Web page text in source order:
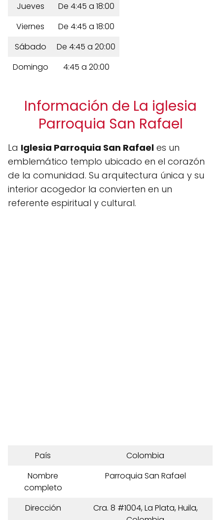
Jueves
De 4:45 a 18:00
Viernes
De 4:45 a 18:00
Sábado
De 4:45 a 20:00
Domingo
4:45 a 20:00
Información de La iglesia
Parroquia San Rafael
La Iglesia Parroquia San Rafael es un
emblemático templo ubicado en el corazón
de la comunidad. Su arquitectura única y su
interior acogedor la convierten en un
referente espiritual y cultural.
País
Colombia
Nombre
completo
Parroquia San Rafael
Dirección
Cra. 8 #1004, La Plata, Huila,